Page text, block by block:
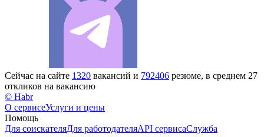
Сейчас на сайте 1320 вакансий и 792406 резюме, в среднем 27
откликов на вакансию
© Habr
О сервисеУслуги и цены
Помощь
Для соискателяДля работодателяAPI сервисаСлужба